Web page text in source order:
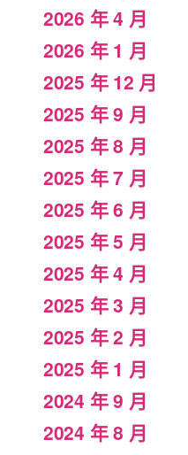
2026 年 4 月
2026 年 1 月
2025 年 12 月
2025 年 9 月
2025 年 8 月
2025 年 7 月
2025 年 6 月
2025 年 5 月
2025 年 4 月
2025 年 3 月
2025 年 2 月
2025 年 1 月
2024 年 9 月
2024 年 8 月